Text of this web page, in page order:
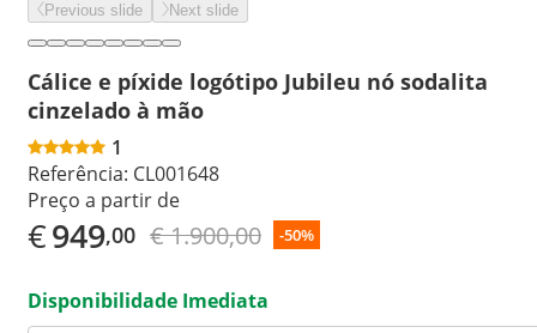
Previous slide Next slide
Cálice e píxide logótipo Jubileu nó sodalita
cinzelado à mão
1
Referência: CL001648
Preço a partir de
€949,00 € 1.900,00 -50%
Disponibilidade Imediata